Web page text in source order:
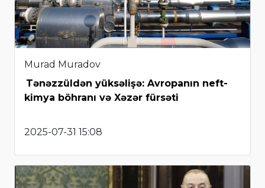
Murad Muradov
Tənəzzüldən yüksəlişə: Avropanın neft-
kimya böhranı və Xəzər fürsəti
2025-07-31 15:08